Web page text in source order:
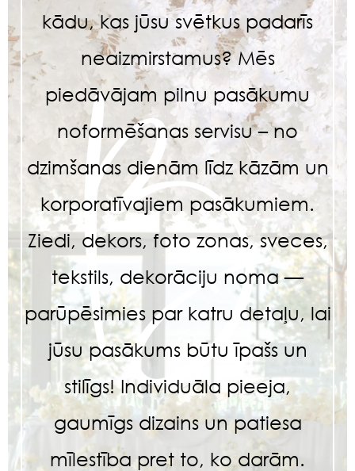
kādu, kas jūsu svētkus padarīs
neaizmirstamus? Mēs
piedāvājam pilnu pasākumu
noformēšanas servisu – no
dzimšanas dienām līdz kāzām un
korporatīvajiem pasākumiem.
Ziedi, dekors, foto zonas, sveces,
tekstils, dekorāciju noma —
parūpēsimies par katru detaļu, lai
jūsu pasākums būtu īpašs un
stilīgs! Individuāla pieeja,
gaumīgs dizains un patiesa
mīlestība pret to, ko darām.